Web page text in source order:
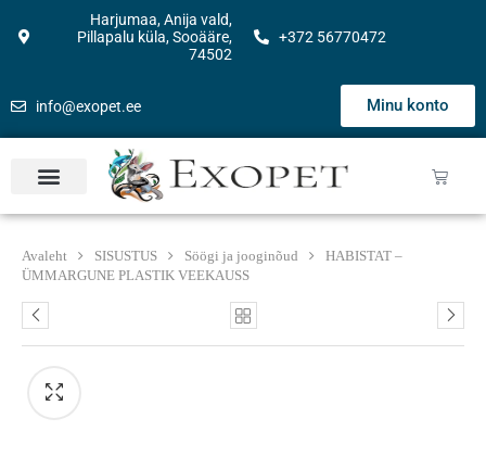
Harjumaa, Anija vald,
Pillapalu küla, Sooääre,
74502
+372 56770472
info@exopet.ee Minu konto
Avaleht SISUSTUS Söögi ja jooginõud
HABISTAT –
ÜMMARGUNE PLASTIK VEEKAUSS